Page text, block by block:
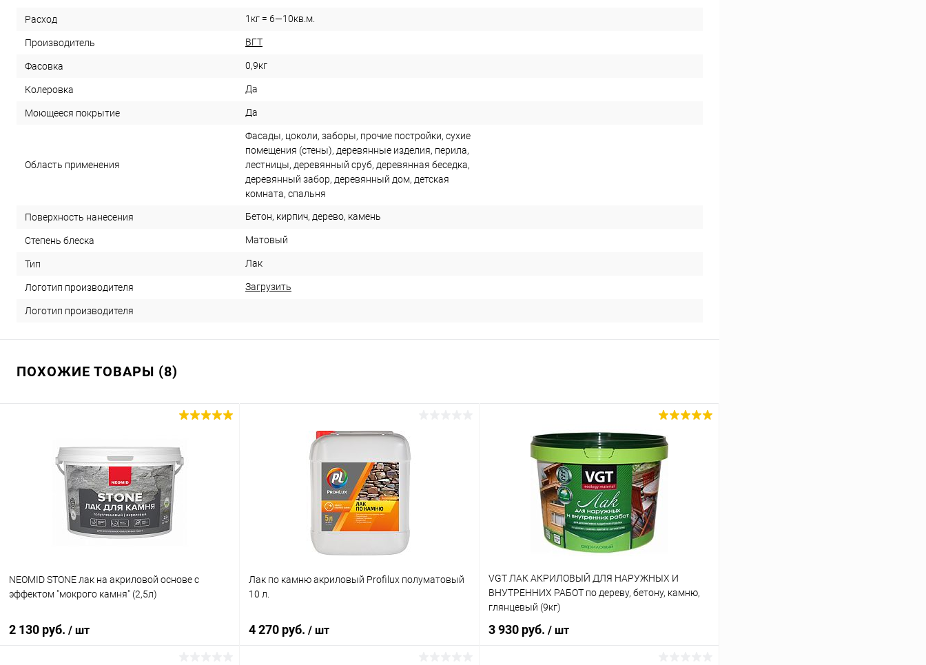
Расход 1кг = 6—10кв.м.
Производитель ВГТ
Фасовка 0,9кг
Колеровка Да
Моющееся покрытие Да
Область применения
Фасады, цоколи, заборы, прочие постройки, сухие
помещения (стены), деревянные изделия, перила,
лестницы, деревянный сруб, деревянная беседка,
деревянный забор, деревянный дом, детская
комната, спальня
Поверхность нанесения Бетон, кирпич, дерево, камень
Степень блеска Матовый
Тип Лак
Логотип производителя Загрузить
Логотип производителя
ПОХОЖИЕ ТОВАРЫ (8)
NEOMID STONE лак на акриловой основе с
эффектом "мокрого камня" (2,5л)
2 130 руб. / шт
Лак по камню акриловый Profilux полуматовый
10 л.
4 270 руб. / шт
VGT ЛАК АКРИЛОВЫЙ ДЛЯ НАРУЖНЫХ И
ВНУТРЕННИХ РАБОТ по дереву, бетону, камню,
глянцевый (9кг)
3 930 руб. / шт